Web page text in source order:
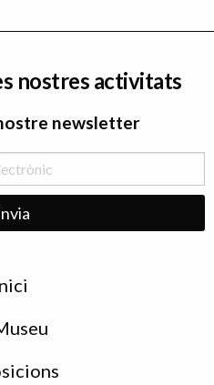
nostres activitats
newsletter